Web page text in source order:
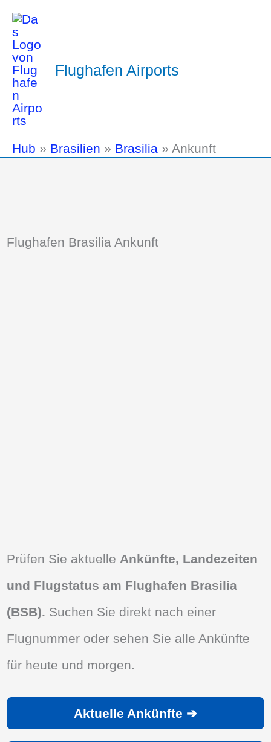
Flughafen Airports
Hub » Brasilien » Brasilia » Ankunft
Flughafen Brasilia Ankunft
Prüfen Sie aktuelle Ankünfte, Landezeiten
und Flugstatus am Flughafen Brasilia
(BSB). Suchen Sie direkt nach einer
Flugnummer oder sehen Sie alle Ankünfte
für heute und morgen.
Aktuelle Ankünfte ➔